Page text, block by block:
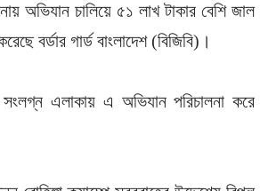
অভিযান চালিয়ে ৫১ লাখ টাকার বেশি জাল
বর্ডার গার্ড বাংলাদেশ (বিজিবি)।
এলাকায় এ অভিযান পরিচালনা করে